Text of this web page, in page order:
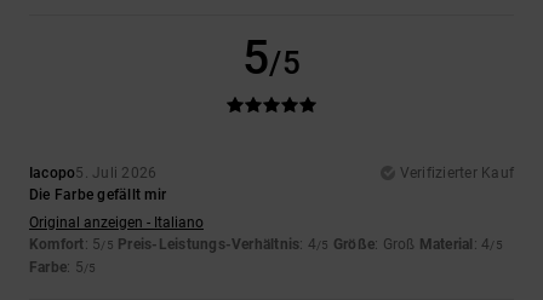
5/5
Iacopo5. Juli 2026
Verifizierter Kauf
Die Farbe gefällt mir
Original anzeigen - Italiano
Komfort: 5/5 Preis-Leistungs-Verhältnis: 4/5 Größe: Groß Material : 4/5
Farbe: 5/5